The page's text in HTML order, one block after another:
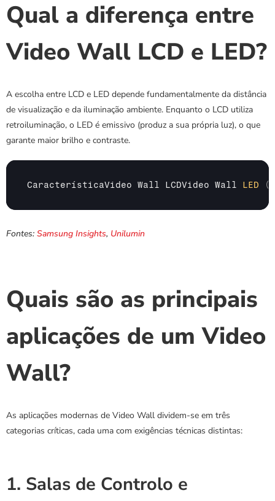
Qual a diferença entre
Video Wall LCD e LED?
A escolha entre LCD e LED depende fundamentalmente da distância
de visualização e da iluminação ambiente. Enquanto o LCD utiliza
retroiluminação, o LED é emissivo (produz a sua própria luz), o que
garante maior brilho e contraste.
CaracterísticaVideo Wall LCDVideo Wall LED (
Fontes: Samsung Insights, Unilumin
Quais são as principais
aplicações de um Video
Wall?
As aplicações modernas de Video Wall dividem-se em três
categorias críticas, cada uma com exigências técnicas distintas:
1. Salas de Controlo e